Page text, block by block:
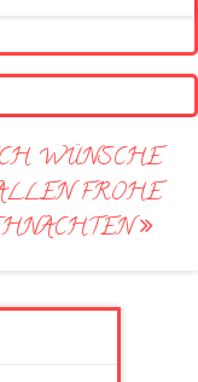
WÜNSCHE
FROHE